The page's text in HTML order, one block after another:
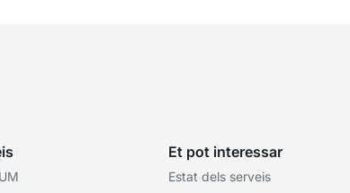
Et pot interessar
Estat dels serveis